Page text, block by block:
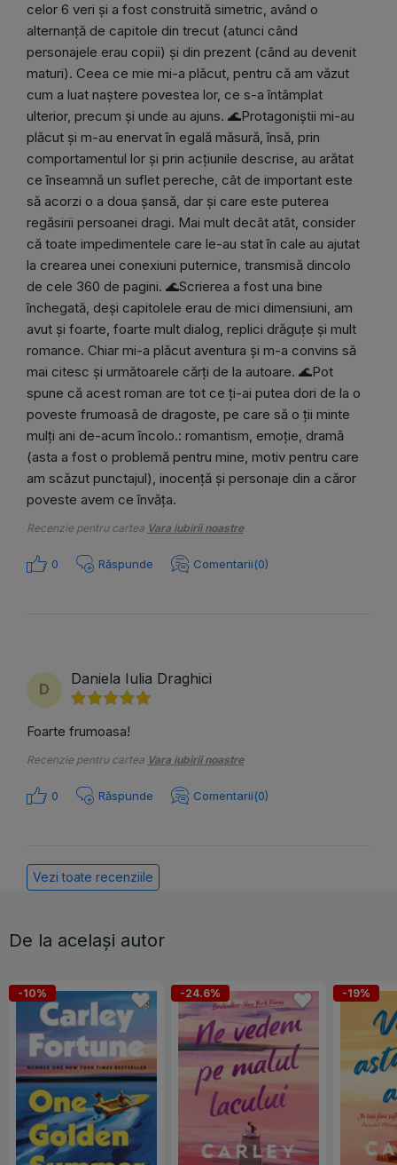
celor 6 veri și a fost construită simetric, având o
alternanță de capitole din trecut (atunci când
personajele erau copii) și din prezent (când au devenit
maturi). Ceea ce mie mi-a plăcut, pentru că am văzut
cum a luat naștere povestea lor, ce s-a întâmplat
ulterior, precum și unde au ajuns. 🌊Protagoniștii mi-au
plăcut și m-au enervat în egală măsură, însă, prin
comportamentul lor și prin acțiunile descrise, au arătat
ce înseamnă un suflet pereche, cât de important este
să acorzi o a doua șansă, dar și care este puterea
regăsirii persoanei dragi. Mai mult decât atât, consider
că toate impedimentele care le-au stat în cale au ajutat
la crearea unei conexiuni puternice, transmisă dincolo
de cele 360 de pagini. 🌊Scrierea a fost una bine
închegată, deşi capitolele erau de mici dimensiuni, am
avut și foarte, foarte mult dialog, replici drăguțe şi mult
romance. Chiar mi-a plăcut aventura și m-a convins să
mai citesc și următoarele cărți de la autoare. 🌊Pot
spune că acest roman are tot ce ți-ai putea dori de la o
poveste frumoasă de dragoste, pe care să o ții minte
mulți ani de-acum încolo.: romantism, emoție, dramă
(asta a fost o problemă pentru mine, motiv pentru care
am scăzut punctajul), inocență și personaje din a căror
poveste avem ce învăța.
Recenzie pentru cartea Vara iubirii noastre
0 Răspunde Comentarii(0)
D
Daniela Iulia Draghici
Foarte frumoasa!
Recenzie pentru cartea Vara iubirii noastre
0 Răspunde Comentarii(0)
Vezi toate recenziile
De la același autor
-10% -24.6% -19%